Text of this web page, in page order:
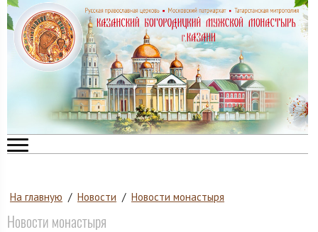
На главную / Новости / Новости монастыря
Новости монастыря